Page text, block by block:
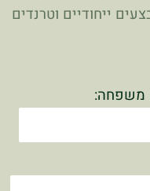
ייחודיים וטרנדים